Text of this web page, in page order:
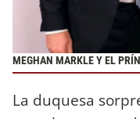
MEGHAN MARKLE Y EL
La duquesa